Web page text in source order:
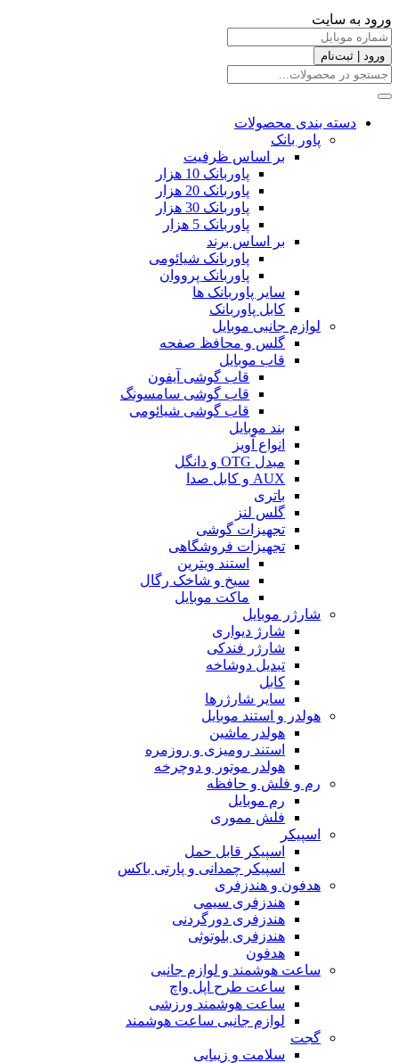
ورود به سایت
ورود | ثبت‌نام
دسته بندی محصولات
پاور بانک
بر اساس ظرفیت
پاوربانک 10 هزار
پاوربانک 20 هزار
پاوربانک 30 هزار
پاوربانک 5 هزار
بر اساس برند
پاوربانک شیائومی
پاوربانک پرووان
سایر پاوربانک ها
کابل پاوربانک
لوازم جانبی موبایل
گلس و محافظ صفحه
قاب موبایل
قاب گوشی آیفون
قاب گوشی سامسونگ
قاب گوشی شیائومی
بند موبایل
انواع آویز
مبدل OTG و دانگل
AUX و کابل صدا
باتری
گلس لنز
تجهیزات گوشی
تجهیزات فروشگاهی
استند ویترین
سیخ و شاخک رگال
ماکت موبایل
شارژر موبایل
شارژ دیواری
شارژر فندکی
تبدیل دوشاخه
کابل
سایر شارژرها
هولدر و استند موبایل
هولدر ماشین
استند رومیزی و روزمره
هولدر موتور و دوچرخه
رم و فلش و حافظه
رم موبایل
فلش مموری
اسپیکر
اسپیکر قابل حمل
اسپیکر چمدانی و پارتی باکس
هدفون و هندزفری
هندزفری سیمی
هندزفری دورگردنی
هندزفری بلوتوثی
هدفون
ساعت هوشمند و لوازم جانبی
ساعت طرح اپل واچ
ساعت هوشمند ورزشی
لوازم جانبی ساعت هوشمند
گجت
سلامت و زیبایی